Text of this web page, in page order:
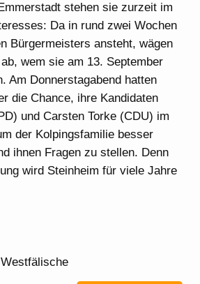
stehen sie zurzeit im
Da in rund zwei Wochen
Bürgermeisters ansteht, wägen
wem sie am 13. September
Am Donnerstagabend hatten
die Chance, ihre Kandidaten
und Carsten Torke (CDU) im
der Kolpingsfamilie besser
ihnen Fragen zu stellen. Denn
wird Steinheim für viele Jahre